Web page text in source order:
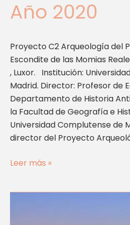
Año 2020
Proyecto C2 Arqueología del
Escondite de las Momias
, Luxor. Institución:
Madrid. Director: Profesor de
Departamento de Historia
la Facultad de Geografía e
Universidad Complutense de
director del Proyecto
Año
2020
Leer más »